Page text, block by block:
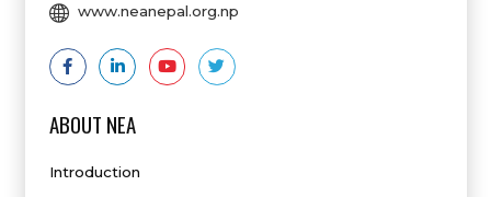
www.neanepal.org.np
ABOUT NEA
Introduction